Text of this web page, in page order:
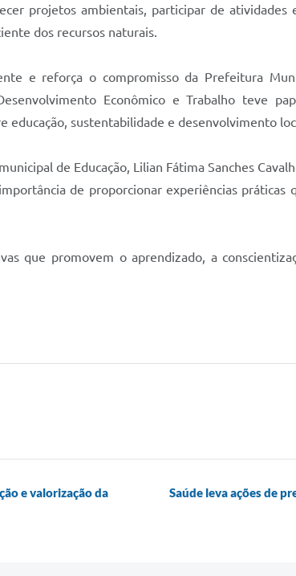
projetos ambientais, participar de atividades
dos recursos naturais.
e reforça o compromisso da Prefeitura
Econômico e Trabalho teve
educação, sustentabilidade e desenvolvimento
de Educação, Lilian Fátima Sanches
de proporcionar experiências
que promovem o aprendizado, a
e valorização da
Saúde leva ações de